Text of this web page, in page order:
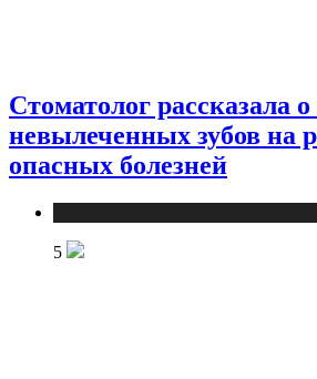
Стоматолог рассказала
невылеченных зубов на
опасных болезней
5